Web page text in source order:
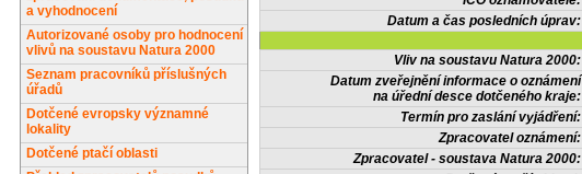
a vyhodnocení
Autorizované osoby pro hodnocení
vlivů na soustavu Natura 2000
Seznam pracovníků příslušných
úřadů
Dotčené evropsky významné
lokality
Dotčené ptačí oblasti
Datum a čas posledních úprav:
Vliv na soustavu Natura 2000:
Datum zveřejnění informace o oznámení
na úřední desce dotčeného kraje:
Termín pro zaslání vyjádření:
Zpracovatel oznámení:
Zpracovatel - soustava Natura 2000: